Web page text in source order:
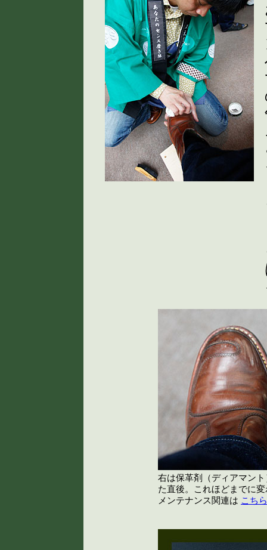
右は保革剤（ディアマン
た直後。これほどまでに
メンテナンス関連は こち